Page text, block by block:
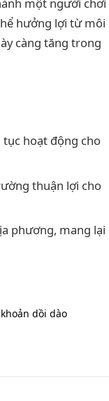
hưởng lợi từ môi
càng tăng trong
tục hoạt động cho
thuận lợi cho
phương, mang lại
dồi dào